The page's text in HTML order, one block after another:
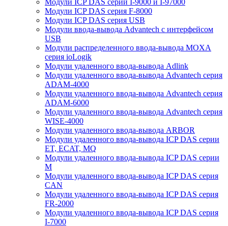
Модули ICP DAS серий I-9000 и I-97000
Модули ICP DAS серия F-8000
Модули ICP DAS серия USB
Модули ввода-вывода Advantech с интерфейсом
USB
Модули распределенного ввода-вывода MOXA
серия ioLogik
Модули удаленного ввода-вывода Adlink
Модули удаленного ввода-вывода Advantech серия
ADAM-4000
Модули удаленного ввода-вывода Advantech серия
ADAM-6000
Модули удаленного ввода-вывода Advantech серия
WISE-4000
Модули удаленного ввода-вывода ARBOR
Модули удаленного ввода-вывода ICP DAS серии
ET, ECAT, MQ
Модули удаленного ввода-вывода ICP DAS серии
M
Модули удаленного ввода-вывода ICP DAS серия
CAN
Модули удаленного ввода-вывода ICP DAS серия
FR-2000
Модули удаленного ввода-вывода ICP DAS серия
I-7000